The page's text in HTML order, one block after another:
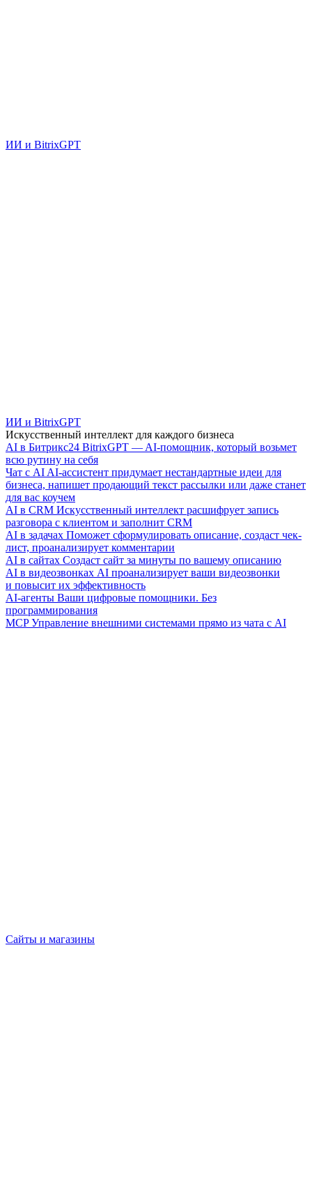
ИИ и BitrixGPT
ИИ и BitrixGPT
Искусственный интеллект для каждого бизнеса
AI в Битрикс24 BitrixGPT — AI-помощник, который возьмет
всю рутину на себя
Чат с AI AI-ассистент придумает нестандартные идеи для
бизнеса, напишет продающий текст рассылки или даже станет
для вас коучем
AI в CRM Искусственный интеллект расшифрует запись
разговора с клиентом и заполнит CRM
AI в задачах Поможет сформулировать описание, создаст чек-
лист, проанализирует комментарии
AI в сайтах Создаст сайт за минуты по вашему описанию
AI в видеозвонках AI проанализирует ваши видеозвонки
и повысит их эффективность
AI-агенты Ваши цифровые помощники. Без
программирования
MCP Управление внешними системами прямо из чата с AI
Сайты и магазины